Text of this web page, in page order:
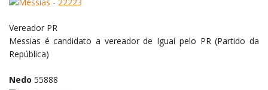
Vereador PR
Messias é candidato a vereador de Iguaí pelo PR (Partido da
República)
Nedo 55888